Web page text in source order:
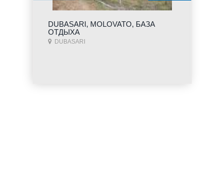
DUBASARI, MOLOVATO, БАЗА
ОТДЫХА
DUBASARI